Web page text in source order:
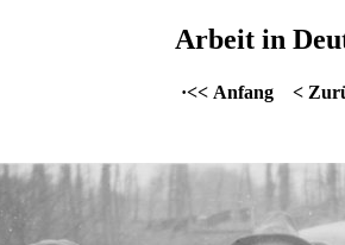
Arbeit in
·<< Anfang <